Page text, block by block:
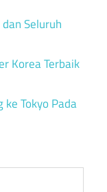
Seluruh
Korea Terbaik
Tokyo Pada